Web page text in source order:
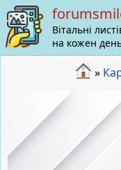
Вітальні
на кожен
»